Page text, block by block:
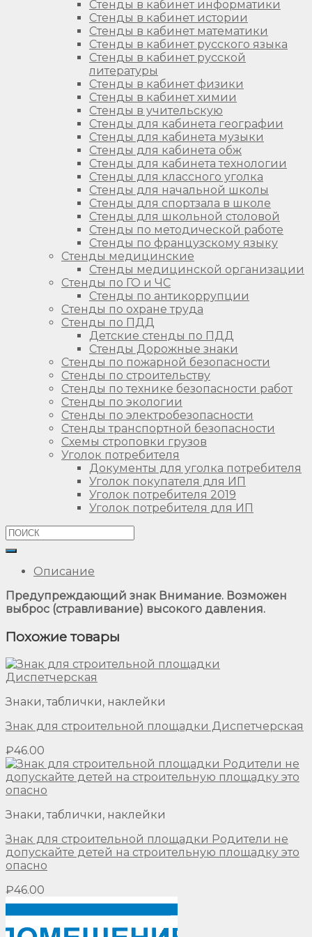
Стенды в кабинет информатики
Стенды в кабинет истории
Стенды в кабинет математики
Стенды в кабинет русского языка
Стенды в кабинет русской
литературы
Стенды в кабинет физики
Стенды в кабинет химии
Стенды в учительскую
Стенды для кабинета географии
Стенды для кабинета музыки
Стенды для кабинета обж
Стенды для кабинета технологии
Стенды для классного уголка
Стенды для начальной школы
Стенды для спортзала в школе
Стенды для школьной столовой
Стенды по методической работе
Стенды по французскому языку
Стенды медицинские
Стенды медицинской организации
Стенды по ГО и ЧС
Стенды по антикоррупции
Стенды по охране труда
Стенды по ПДД
Детские стенды по ПДД
Стенды Дорожные знаки
Стенды по пожарной безопасности
Стенды по строительству
Стенды по технике безопасности работ
Стенды по экологии
Стенды по электробезопасности
Стенды транспортной безопасности
Схемы строповки грузов
Уголок потребителя
Документы для уголка потребителя
Уголок покупателя для ИП
Уголок потребителя 2019
Уголок потребителя для ИП
Описание
Предупреждающий знак Внимание. Возможен
выброс (стравливание) высокого давления.
Похожие товары
Знаки, таблички, наклейки
Знак для строительной площадки Диспетчерская
₽46.00
Знаки, таблички, наклейки
Знак для строительной площадки Родители не
допускайте детей на строительную площадку это
опасно
₽46.00